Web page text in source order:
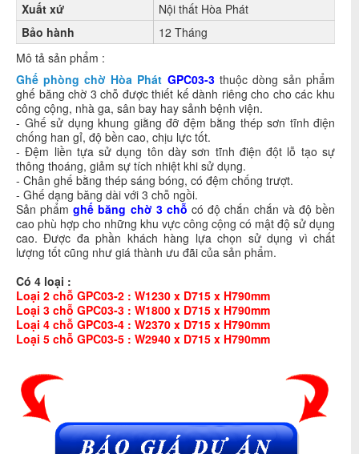
Xuất xứ
Nội thất Hòa Phát
Bảo hành
12 Tháng
Mô tả sản phẩm :
Ghế phòng chờ Hòa Phát GPC03-3thuộc dòng sản phẩm
ghế băng chờ 3 chỗ được thiết kế dành riêng cho cho các khu
công cộng, nhà ga, sân bay hay sảnh bệnh viện.
- Ghế sử dụng khung giằng đỡ đệm bằng thép sơn tĩnh điện
chống han gỉ, độ bền cao, chịu lực tốt.
- Đệm liền tựa sử dụng tôn dày sơn tĩnh điện đột lỗ tạo sự
thông thoáng, giảm sự tích nhiệt khi sử dụng.
- Chân ghế bằng thép sáng bóng, có đệm chống trượt.
- Ghế dạng băng dài với 3 chỗ ngồi.
Sản phẩmghế băng chờ 3 chỗ có độ chắn chắn và độ bền
cao phù hợp cho những khu vực công cộng có mật độ sử dụng
cao. Được đa phần khách hàng lựa chọn sử dụng vì chất
lượng tốt cũng như giá thành ưu đãi của sản phẩm.
Có 4 loại :
Loại 2 chỗ GPC03-2 : W1230 x D715 x H790mm
Loại 3 chỗ GPC03-3 : W1800 x D715 x H790mm
Loại 4 chỗ GPC03-4 : W2370 x D715 x H790mm
Loại 5 chỗ GPC03-5 : W2940 x D715 x H790mm